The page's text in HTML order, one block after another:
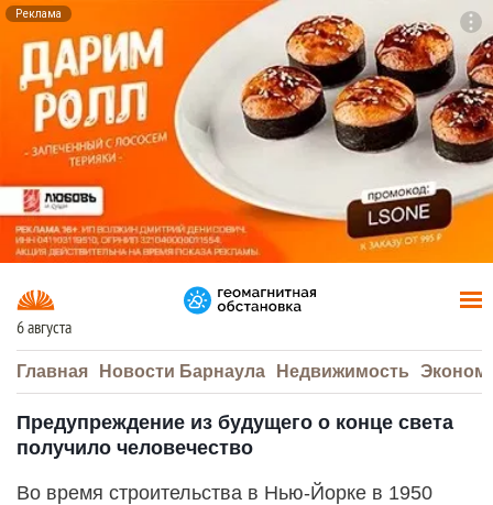
Реклама
6 августа
Главная Новости Барнаула Недвижимость
Предупреждение из будущего о конце света
получило человечество
Во время строительства в Нью-Йорке в 1950